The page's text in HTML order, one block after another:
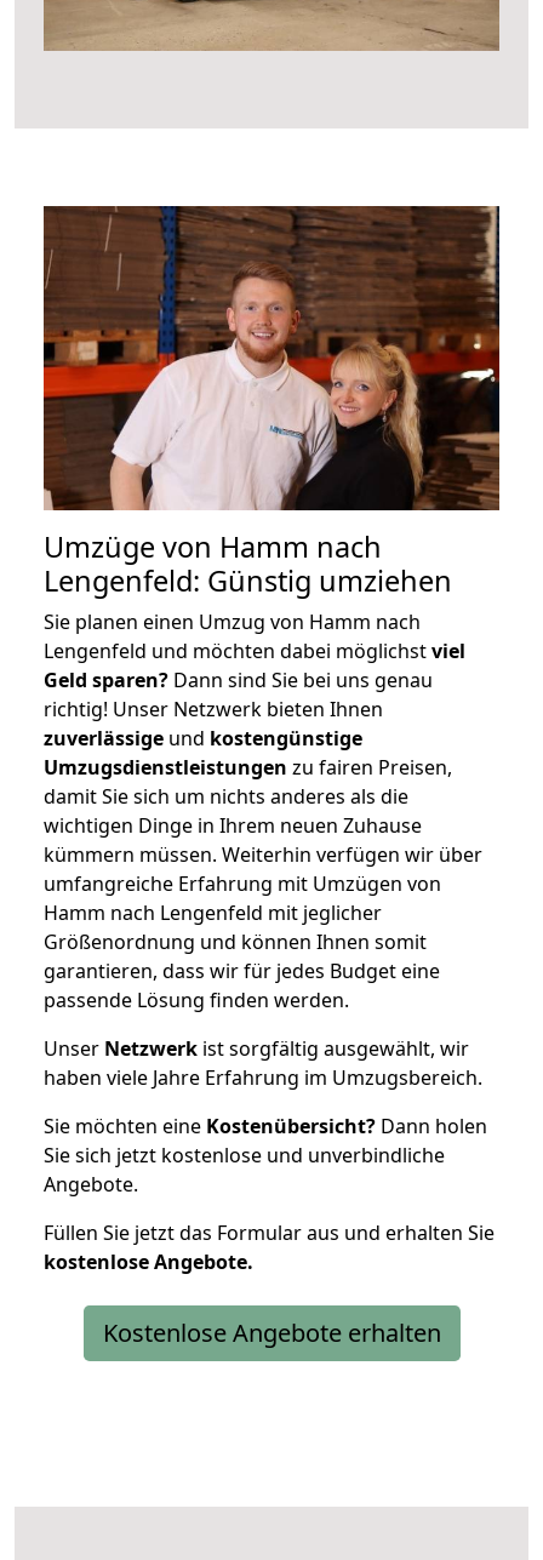
Umzüge von Hamm nach
Lengenfeld: Günstig umziehen
Sie planen einen Umzug von Hamm nach
Lengenfeld und möchten dabei möglichstviel
Geld sparen? Dann sind Sie bei uns genau
richtig! Unser Netzwerk bieten Ihnen
zuverlässige und kostengünstige
Umzugsdienstleistungen zu fairen Preisen,
damit Sie sich um nichts anderes als die
wichtigen Dinge in Ihrem neuen Zuhause
kümmern müssen. Weiterhin verfügen wir über
umfangreiche Erfahrung mit Umzügen von
Hamm nach Lengenfeld mit jeglicher
Größenordnung und können Ihnen somit
garantieren, dass wir für jedes Budget eine
passende Lösung finden werden.
Unser Netzwerk ist sorgfältig ausgewählt, wir
haben viele Jahre Erfahrung im Umzugsbereich.
Sie möchten eine Kostenübersicht? Dann holen
Sie sich jetzt kostenlose und unverbindliche
Angebote.
Füllen Sie jetzt das Formular aus und erhalten Sie
kostenloseAngebote.
Kostenlose Angebote erhalten